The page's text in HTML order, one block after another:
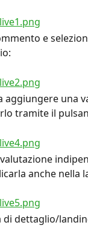
e
aggiungere una
tramite il
anche nella
di dettaglio/